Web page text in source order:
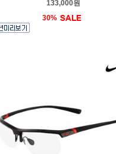
133,000원
30%